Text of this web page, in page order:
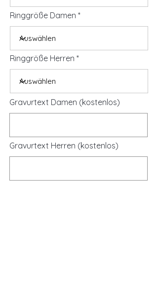
Ringgröße Damen
Ringgröße Herren
Gravurtext Damen (kostenlos)
Gravurtext Herren (kostenlos)